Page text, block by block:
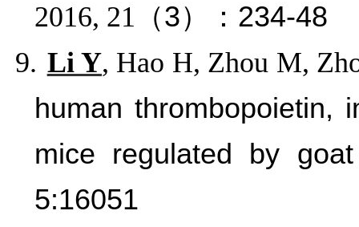
2016, 21 （3）： 234-48
9. Li Y, Hao H, Zhou M,
human thrombopoietin,
mice regulated by
5:16051